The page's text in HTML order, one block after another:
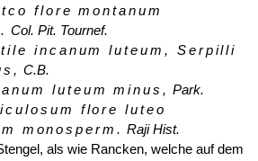
flore montanum
Col. Pit. Tournef.
incanum luteum, Serpilli
C.B.
luteum minus, Park.
flore luteo
monosperm. Raji Hist.
als wie Rancken, welche auf dem